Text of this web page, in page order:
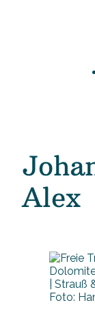
Alex
Foto: